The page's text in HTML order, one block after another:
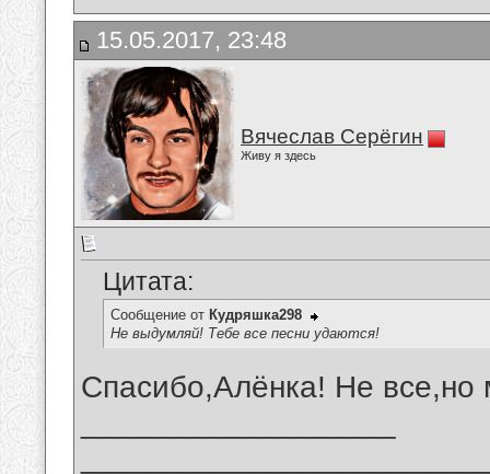
15.05.2017, 23:48
Вячеслав Серёгин
Живу я здесь
Цитата:
Сообщение от Кудряшка298
Не выдумляй! Тебе все песни удаются!
Спасибо,Алёнка! Не все,но